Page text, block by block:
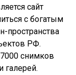
сайт
с богатым
пространства
РФ.
снимков
галерей.